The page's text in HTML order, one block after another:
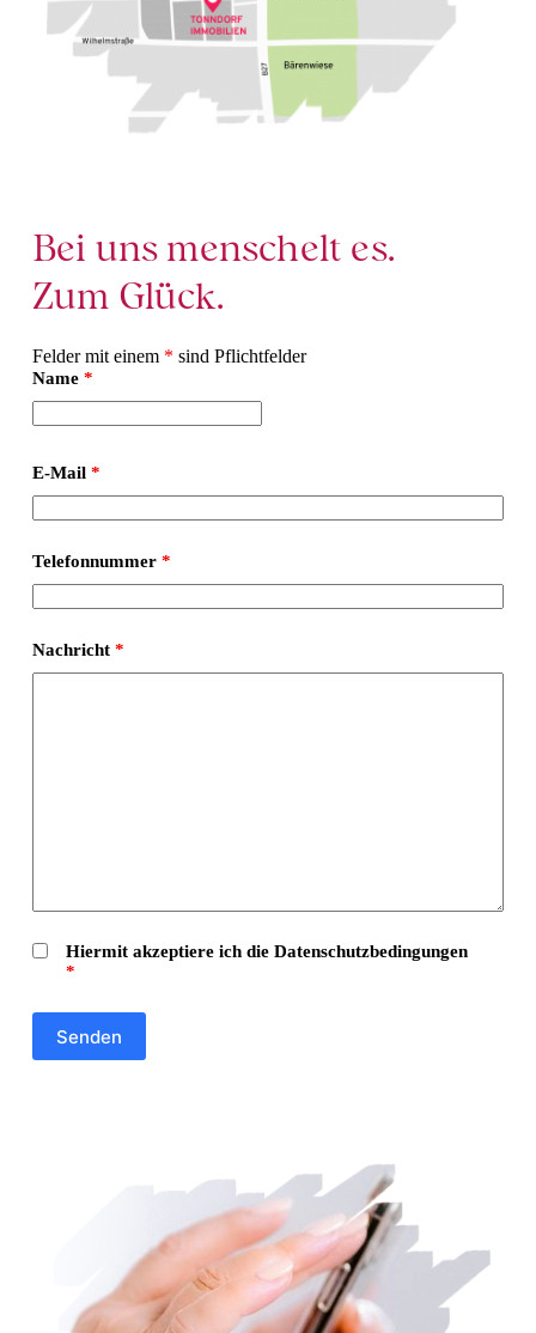
Bei uns menschelt es.
Zum Glück.
Felder mit einem * sind Pflichtfelder
Name *
E-Mail *
Telefonnummer *
Nachricht *
Hiermit akzeptiere ich die Datenschutzbedingungen
*